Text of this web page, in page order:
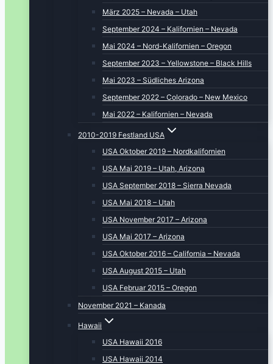
März 2025 – Nevada – Utah
September 2024 – Kalifornien – Nevada
Mai 2024 – Nord-Kalifornien – Oregon
September 2023 – Yellowstone – Black Hills
Mai 2023 – Südliches Arizona
September 2022 – Colorado – New Mexico
Mai 2022 – Kalifornien – Nevada
2010-2019 Festland USA
USA Oktober 2019 – Nordkalifornien
USA Mai 2019 – Utah, Arizona
USA September 2018 – Sierra Nevada
USA Mai 2018 – Utah
USA November 2017 – Arizona
USA Mai 2017 – Arizona
USA Oktober 2016 – California – Nevada
USA August 2015 – Utah
USA Februar 2015 – Oregon
November 2021 – Kanada
Hawaii
USA Hawaii 2016
USA Hawaii 2014